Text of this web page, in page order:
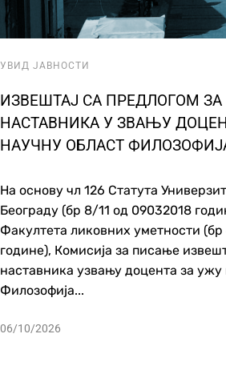
УВИД ЈАВНОСТИ
ИЗВЕШТАЈ СА ПРЕДЛОГОМ ЗА
НАСТАВНИКА У ЗВАЊУ
НАУЧНУ OБЛАСТ
На основу чл 126 Статута
Београду (бр 8/11 од 09032018
Факултета ликовних уметности
године), Комисија за писање
наставника узвању доцента за ужу
Филозофија...
06/10/2026